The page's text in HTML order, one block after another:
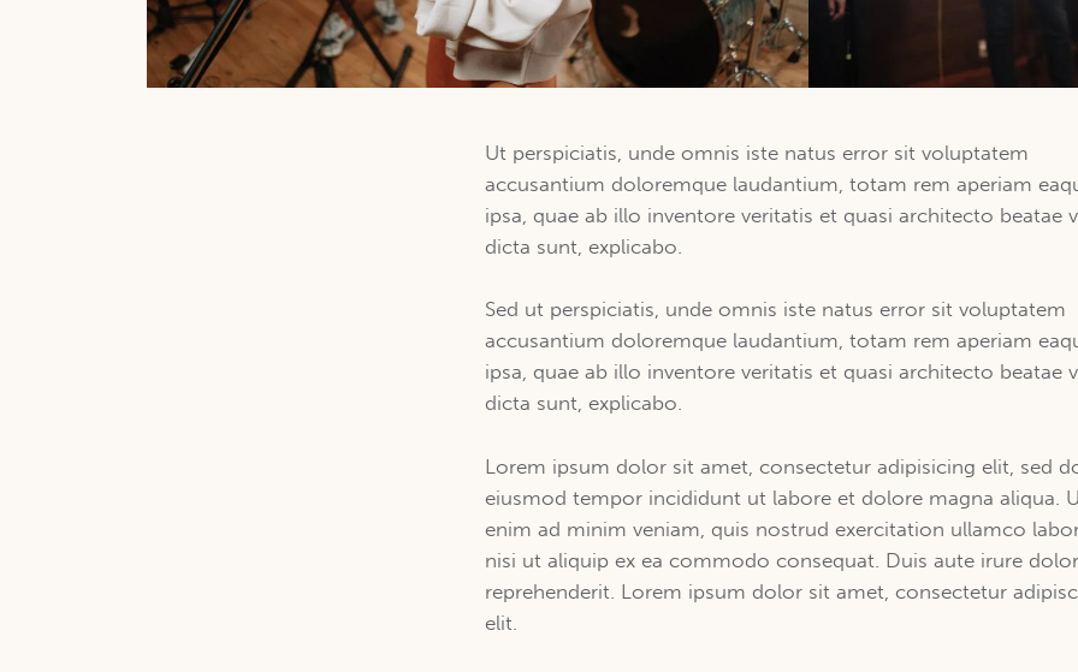
Ut perspiciatis, unde omnis iste natus error sit voluptatem
accusantium doloremque laudantium, totam rem aperiam
ipsa, quae ab illo inventore veritatis et quasi architecto beatae
dicta sunt, explicabo.
Sed ut perspiciatis, unde omnis iste natus error sit voluptatem
accusantium doloremque laudantium, totam rem aperiam
ipsa, quae ab illo inventore veritatis et quasi architecto beatae
dicta sunt, explicabo.
Lorem ipsum dolor sit amet, consectetur adipisicing elit, sed
eiusmod tempor incididunt ut labore et dolore magna aliqua.
enim ad minim veniam, quis nostrud exercitation ullamco
nisi ut aliquip ex ea commodo consequat. Duis aute irure
reprehenderit. Lorem ipsum dolor sit amet, consectetur
elit.